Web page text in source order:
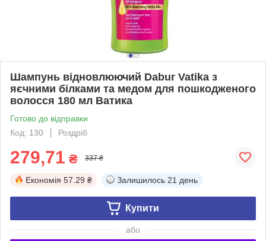
Шампунь відновлюючий Dabur Vatika з
яєчними білками та медом для пошкодженого
волосся 180 мл Ватика
Готово до відправки
Код: 130
Роздріб
279,71 ₴ 337 ₴
Економія 57.29 ₴ Залишилось 21 день
Купити
або